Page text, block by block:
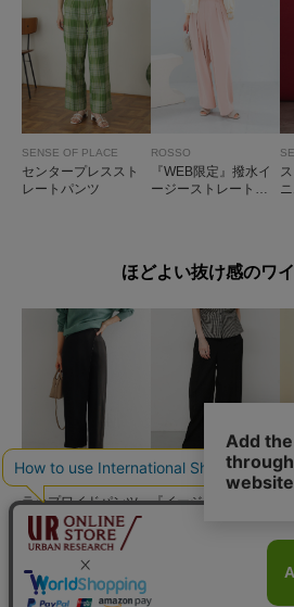
SENSE OF PLACE
センタープレススト
レートパンツ
ROSSO
『WEB限定』撥水イ
ージーストレートパ
ほどよい抜け感のワ
ラップワイドパンツ
SENSE OF PLACE
『イージーケア』ワ